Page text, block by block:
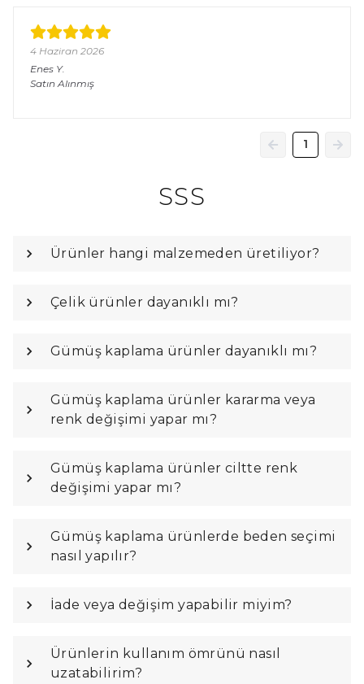
4 Haziran 2026
Enes Y.
Satın Alınmış
1
SSS
Ürünler hangi malzemeden üretiliyor?
Çelik ürünler dayanıklı mı?
Gümüş kaplama ürünler dayanıklı mı?
Gümüş kaplama ürünler kararma veya
renk değişimi yapar mı?
Gümüş kaplama ürünler ciltte renk
değişimi yapar mı?
Gümüş kaplama ürünlerde beden seçimi
nasıl yapılır?
İade veya değişim yapabilir miyim?
Ürünlerin kullanım ömrünü nasıl
uzatabilirim?